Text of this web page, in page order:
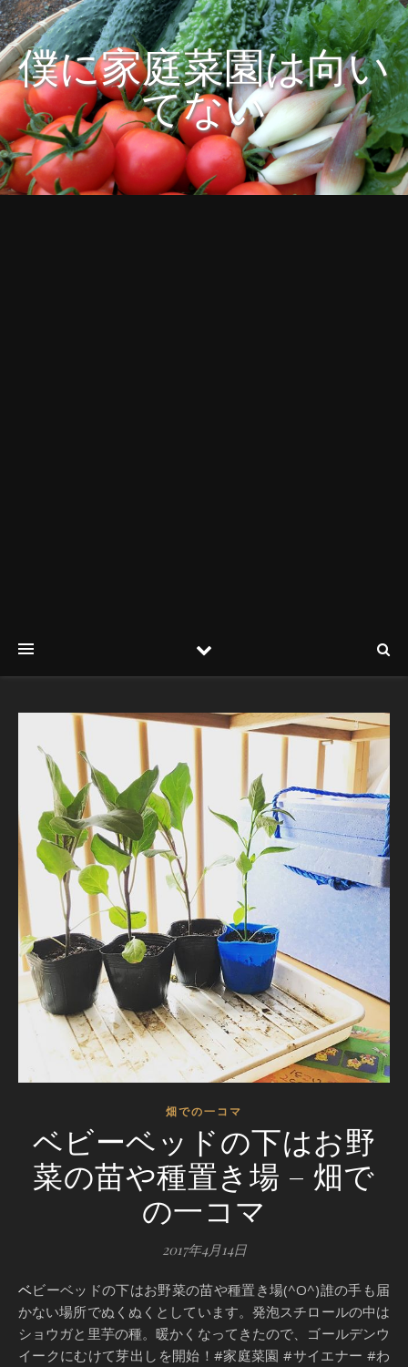
僕に家庭菜園は向い
てない
畑での一コマ
ベビーベッドの下はお野
菜の苗や種置き場 – 畑で
の一コマ
2017年4月14日
ベビーベッドの下はお野菜の苗や種置き場(^O^)誰の手も届
かない場所でぬくぬくとしています。発泡スチロールの中は
ショウガと里芋の種。暖かくなってきたので、ゴールデンウ
イークにむけて芽出しを開始！#家庭菜園 #サイエナー #わ